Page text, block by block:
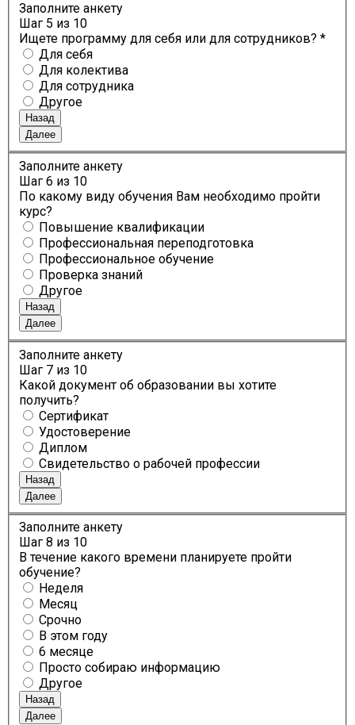
Заполните анкету
Шаг 5 из 10
Ищете программу для себя или для сотрудников? *
Для себя
Для колектива
Для сотрудника
Другое
Назад
Далее
Заполните анкету
Шаг 6 из 10
По какому виду обучения Вам необходимо пройти
курс?
Повышение квалификации
Профессиональная переподготовка
Профессиональное обучение
Проверка знаний
Другое
Назад
Далее
Заполните анкету
Шаг 7 из 10
Какой документ об образовании вы хотите
получить?
Сертификат
Удостоверение
Диплом
Свидетельство о рабочей профессии
Назад
Далее
Заполните анкету
Шаг 8 из 10
В течение какого времени планируете пройти
обучение?
Неделя
Месяц
Срочно
В этом году
6 месяце
Просто собираю информацию
Другое
Назад
Далее